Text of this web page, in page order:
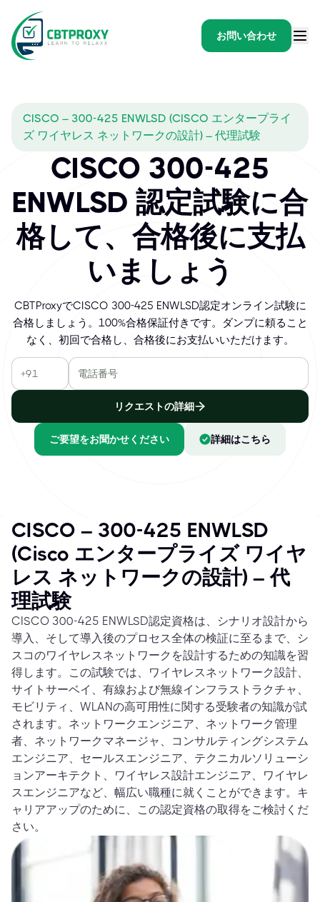
お問い合わせ
CISCO – 300-425 ENWLSD (CISCO エンタープライ
ズ ワイヤレス ネットワークの設計) – 代理試験
CISCO 300-425
ENWLSD 認定試験に合
格して、合格後に支払
いましょう
CBTProxyでCISCO 300-425 ENWLSD認定オンライン試験に
合格しましょう。100%合格保証付きです。ダンプに頼ること
なく、初回で合格し、合格後にお支払いいただけます。
リクエストの詳細
ご要望をお聞かせください 詳細はこちら
CISCO – 300-425 ENWLSD
(Cisco エンタープライズ ワイヤ
レス ネットワークの設計) – 代
理試験
CISCO 300-425 ENWLSD認定資格は、シナリオ設計から
導入、そして導入後のプロセス全体の検証に至るまで、シ
スコのワイヤレスネットワークを設計するための知識を習
得します。この試験では、ワイヤレスネットワーク設計、
サイトサーベイ、有線および無線インフラストラクチャ、
モビリティ、WLANの高可用性に関する受験者の知識が試
されます。ネットワークエンジニア、ネットワーク管理
者、ネットワークマネージャ、コンサルティングシステム
エンジニア、セールスエンジニア、テクニカルソリューシ
ョンアーキテクト、ワイヤレス設計エンジニア、ワイヤレ
スエンジニアなど、幅広い職種に就くことができます。キ
ャリアアップのために、この認定資格の取得をご検討くだ
さい。